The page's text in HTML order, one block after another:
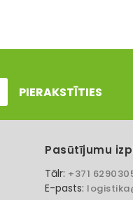
PIERAKSTĪTIES
Pasūtījumu
Tālr: +371
E-pasts: